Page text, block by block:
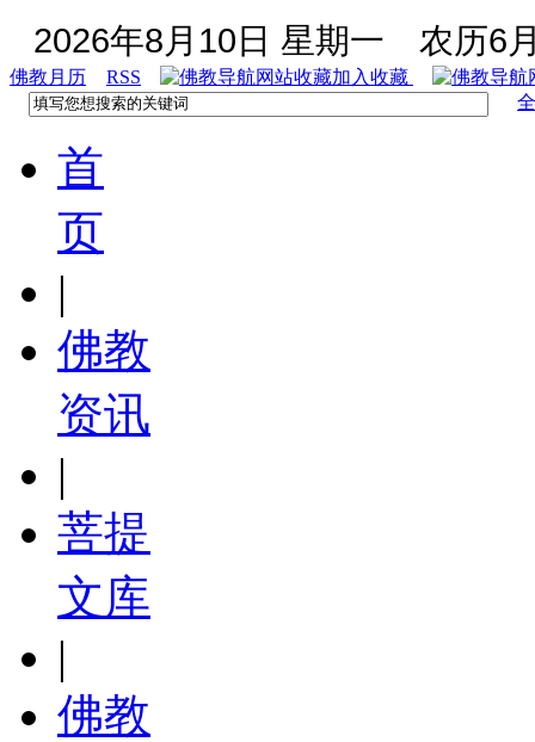
2026年8月10日 星期一 农历6
佛教月历 RSS
加入收藏
首
页
|
佛教
资讯
|
菩提
文库
|
佛教